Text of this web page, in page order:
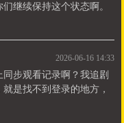
继续保持这个状态啊。
2026-06-16 14:33
步观看记录啊？我追剧
是找不到登录的地方，